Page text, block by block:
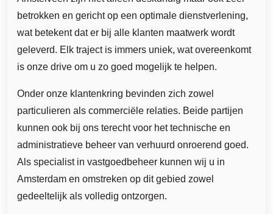
betrokken en gericht op een optimale dienstverlening,
wat betekent dat er bij alle klanten maatwerk wordt
geleverd. Elk traject is immers uniek, wat overeenkomt
is onze drive om u zo goed mogelijk te helpen.
Onder onze klantenkring bevinden zich zowel
particulieren als commerciële relaties. Beide partijen
kunnen ook bij ons terecht voor het technische en
administratieve beheer van verhuurd onroerend goed.
Als specialist in vastgoedbeheer kunnen wij u in
Amsterdam en omstreken op dit gebied zowel
gedeeltelijk als volledig ontzorgen.